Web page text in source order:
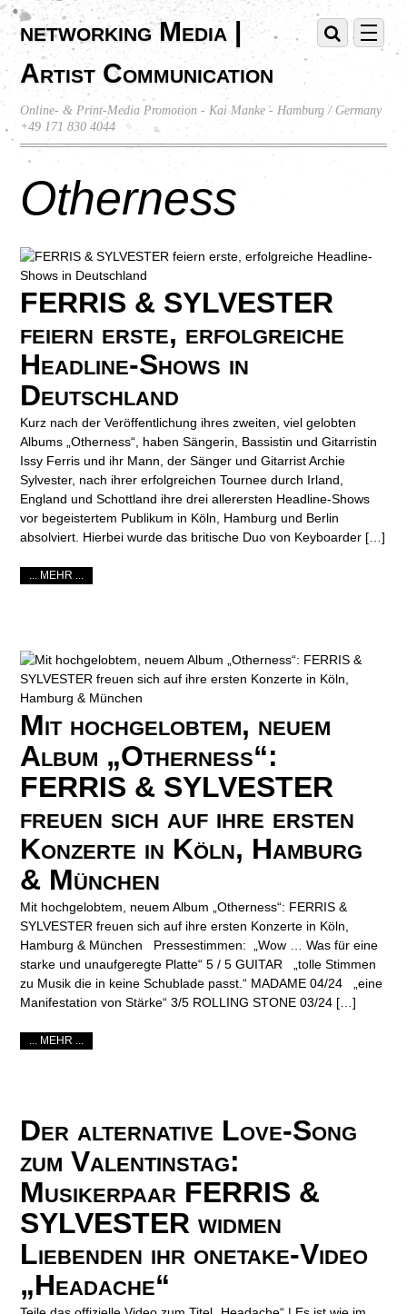
networking Media |
Artist Communication
Online- & Print-Media Promotion - Kai Manke - Hamburg / Germany
+49 171 830 4044
Otherness
FERRIS & SYLVESTER
feiern erste, erfolgreiche
Headline-Shows in
Deutschland
Kurz nach der Veröffentlichung ihres zweiten, viel gelobten
Albums „Otherness“, haben Sängerin, Bassistin und Gitarristin
Issy Ferris und ihr Mann, der Sänger und Gitarrist Archie
Sylvester, nach ihrer erfolgreichen Tournee durch Irland,
England und Schottland ihre drei allerersten Headline-Shows
vor begeistertem Publikum in Köln, Hamburg und Berlin
absolviert. Hierbei wurde das britische Duo von Keyboarder […]
... MEHR ...
Mit hochgelobtem, neuem
Album „Otherness“:
FERRIS & SYLVESTER
freuen sich auf ihre ersten
Konzerte in Köln, Hamburg
& München
Mit hochgelobtem, neuem Album „Otherness“: FERRIS &
SYLVESTER freuen sich auf ihre ersten Konzerte in Köln,
Hamburg & München Pressestimmen: „Wow … Was für eine
starke und unaufgeregte Platte“ 5 / 5 GUITAR „tolle Stimmen
zu Musik die in keine Schublade passt.“ MADAME 04/24 „eine
Manifestation von Stärke“ 3/5 ROLLING STONE 03/24 […]
... MEHR ...
Der alternative Love-Song
zum Valentinstag:
Musikerpaar FERRIS &
SYLVESTER widmen
Liebenden ihr onetake-Video
„Headache“